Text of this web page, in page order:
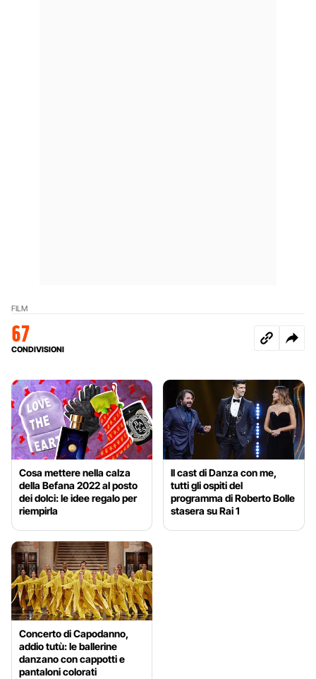
FILM
67
CONDIVISIONI
Cosa mettere nella calza
della Befana 2022 al posto
dei dolci: le idee regalo per
riempirla
Il cast di Danza con me,
tutti gli ospiti del
programma di Roberto Bolle
stasera su Rai 1
Concerto di Capodanno,
addio tutù: le ballerine
danzano con cappotti e
pantaloni colorati